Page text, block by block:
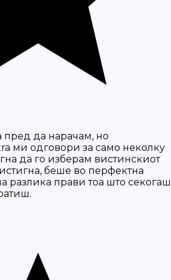
да нарачам, но
ми одговори за само неколку
да го изберам вистинскиот
беше во перфектна
разлика прави тоа што секогаш